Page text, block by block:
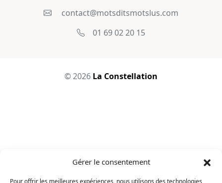
Gérer le consentement
Pour offrir les meilleures expériences, nous utilisons des technologies
contact@motsditsmotslus.com
01 69 02 20 15
© 2026 La Constellation